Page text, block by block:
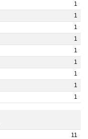
1
1
1
1
1
1
1
1
1
11